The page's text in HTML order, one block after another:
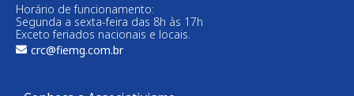
Horário de funcionamento:
Segunda a sexta-feira das 8h às 17h
Exceto feriados nacionais e locais.
crc@fiemg.com.br